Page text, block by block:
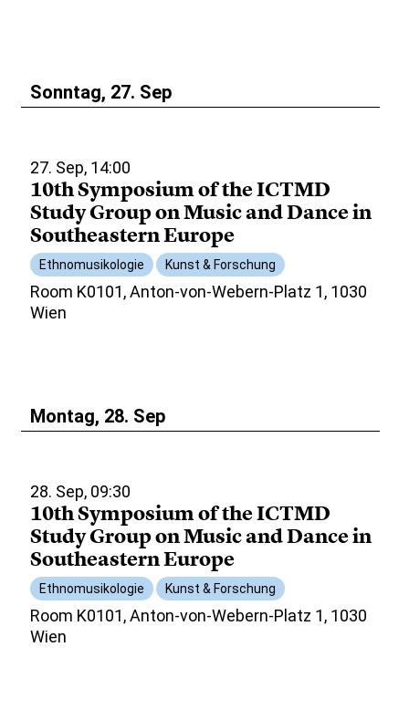
Sonntag, 27. Sep
27. Sep, 14:00
10th Symposium of the ICTMD
Study Group on Music and Dance in
Southeastern Europe
Ethnomusikologie Kunst & Forschung
Room K0101, Anton-von-Webern-Platz 1, 1030
Wien
Montag, 28. Sep
28. Sep, 09:30
10th Symposium of the ICTMD
Study Group on Music and Dance in
Southeastern Europe
Ethnomusikologie Kunst & Forschung
Room K0101, Anton-von-Webern-Platz 1, 1030
Wien